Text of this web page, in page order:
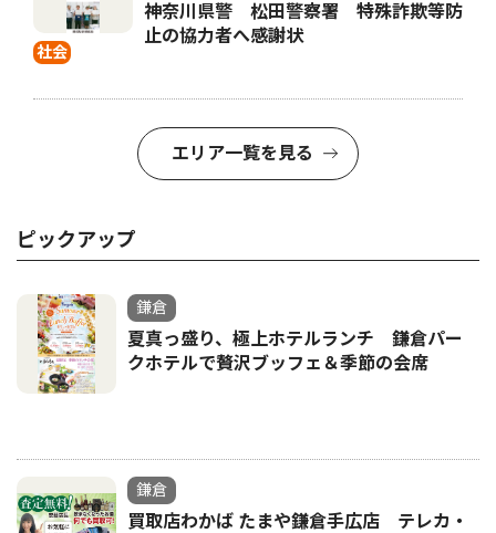
社会
神奈川県警 松田警察署 特殊詐欺等防
止の協力者へ感謝状
エリア一覧を見る
ピックアップ
鎌倉
夏真っ盛り、極上ホテルランチ 鎌倉パー
クホテルで贅沢ブッフェ＆季節の会席
鎌倉
買取店わかば たまや鎌倉手広店 テレカ・